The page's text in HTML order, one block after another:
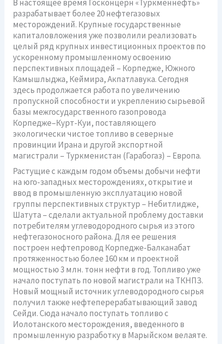
В настоящее время Госконцерн «Туркменнефть»
разрабатывает более 20 нефтегазовых
месторождений. Крупные государственные
капиталовложения уже позволили реализовать
целый ряд крупных инвестиционных проектов по
ускоренному промышленному освоению
перспективных площадей – Корпедже, Южного
Камышлыджа, Кеймира, Акпатлавука. Сегодня
здесь продолжается работа по увеличению
пропускной способности и укреплению сырьевой
базы межгосударственного газопровода
Корпедже–Курт-Куи, поставляющего
экологически чистое топливо в северные
провинции Ирана и другой экспортной
магистрали – Туркменистан (Гарабогаз) – Европа.
Растущие с каждым годом объемы добычи нефти
на юго-западных месторождениях, открытие и
ввод в промышленную эксплуатацию новой
группы перспективных структур – Небитлидже,
Шатута – сделали актуальной проблему доставки
потребителям углеводородного сырья из этого
нефтегазоносного района. Для ее решения
построен нефтепровод Корпедже-Балканабат
протяженностью более 160 км и проектной
мощностью 3 млн. тонн нефти в год. Топливо уже
начало поступать по новой магистрали на ТКНПЗ.
Новый мощный источник углеводородного сырья
получил также нефтеперерабатывающий завод
Сейди. Сюда начало поступать топливо с
Иолотанского месторождения, введенного в
промышленную разработку в Марыйском велаяте.